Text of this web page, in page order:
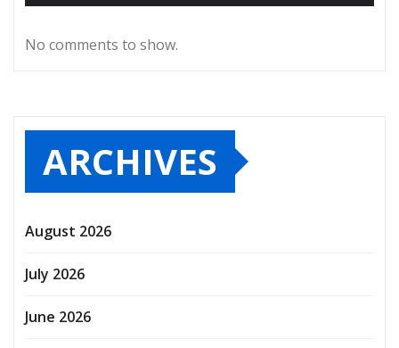
No comments to show.
ARCHIVES
August 2026
July 2026
June 2026